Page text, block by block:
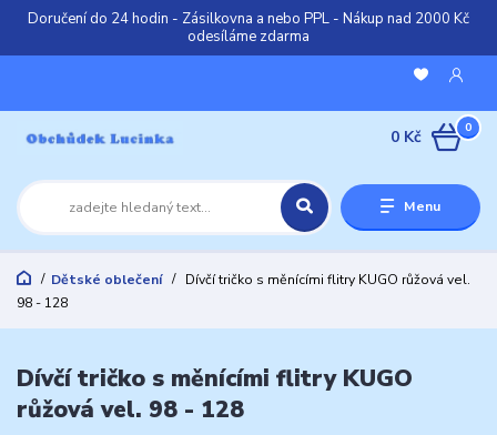
Doručení do 24 hodin - Zásilkovna a nebo PPL - Nákup nad 2000 Kč
odesíláme zdarma
Menu
0
0 Kč
Dětské oblečení
Dívčí tričko s měnícími flitry KUGO růžová vel.
98 - 128
Dívčí tričko s měnícími flitry KUGO
růžová vel. 98 - 128